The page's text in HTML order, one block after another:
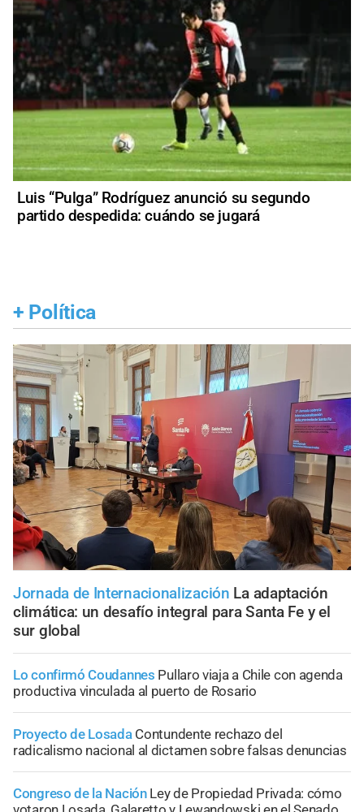
Luis “Pulga” Rodríguez anunció su segundo
partido despedida: cuándo se jugará
+ Política
Jornada de Internacionalización La adaptación
climática: un desafío integral para Santa Fe y el
sur global
Lo confirmó Coudannes Pullaro viaja a Chile con agenda
productiva vinculada al puerto de Rosario
Proyecto de Losada Contundente rechazo del
radicalismo nacional al dictamen sobre falsas denuncias
Congreso de la Nación Ley de Propiedad Privada: cómo